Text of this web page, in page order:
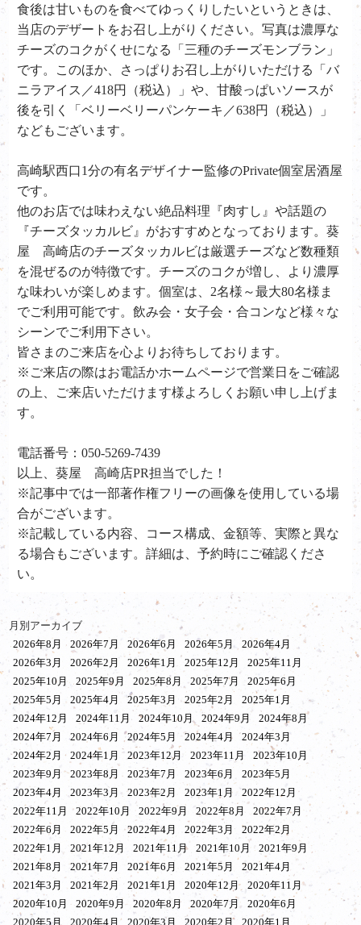
食後は甘いものを食べてゆっくりしたいというときは、
当店のデザートをお召し上がりください。写真は濃厚な
チーズのコクがくせになる「三種のチーズモンブラン」
です。このほか、さっぱりお召し上がりいただける「バ
ニラアイス／418円（税込）」や、甘酸っぱいソースが
後を引く「ベリーベリーパンケーキ／638円（税込）」
などもございます。
高崎駅西口1分の有名デザイナー監修のPrivate個室居酒屋
です。
他のお店では味わえない絶品料理『肉すし』や話題の
『チーズタッカルビ』がおすすめとなっております。葵
屋 高崎店のチーズタッカルビは厳選チーズなど数種類
を混ぜるのが特徴です。チーズのコクが増し、より濃厚
な味わいが楽しめます。個室は、2名様～最大80名様ま
でご利用可能です。飲み会・女子会・合コンなど様々な
シーンでご利用下さい。
皆さまのご来店を心よりお待ちしております。
※ご来店の際はお電話かホームページで営業日をご確認
の上、ご来店いただけます様よろしくお願い申し上げま
す。
電話番号：050-5269-7439
以上、葵屋 高崎店PR担当でした！
※記事中では一部著作権フリーの画像を使用している場
合がございます。
※記載している内容、コース構成、金額等、実際と異な
る場合もございます。詳細は、予約時にご確認くださ
い。
月別アーカイブ
2026年8月
2026年7月 2026年6月 2026年5月
2026年4月
2026年3月
2026年2月 2026年1月 2025年12月
2025年11月
2025年10月
2025年9月 2025年8月 2025年7月
2025年6月
2025年5月
2025年4月 2025年3月 2025年2月
2025年1月
2024年12月
2024年11月 2024年10月 2024年9月
2024年8月
2024年7月
2024年6月 2024年5月 2024年4月
2024年3月
2024年2月
2024年1月 2023年12月 2023年11月
2023年10月
2023年9月
2023年8月 2023年7月 2023年6月
2023年5月
2023年4月
2023年3月 2023年2月 2023年1月
2022年12月
2022年11月
2022年10月 2022年9月 2022年8月
2022年7月
2022年6月
2022年5月 2022年4月 2022年3月
2022年2月
2022年1月
2021年12月 2021年11月 2021年10月
2021年9月
2021年8月
2021年7月 2021年6月 2021年5月
2021年4月
2021年3月
2021年2月 2021年1月 2020年12月
2020年11月
2020年10月
2020年9月 2020年8月 2020年7月
2020年6月
2020年5月
2020年4月 2020年3月 2020年2月
2020年1月